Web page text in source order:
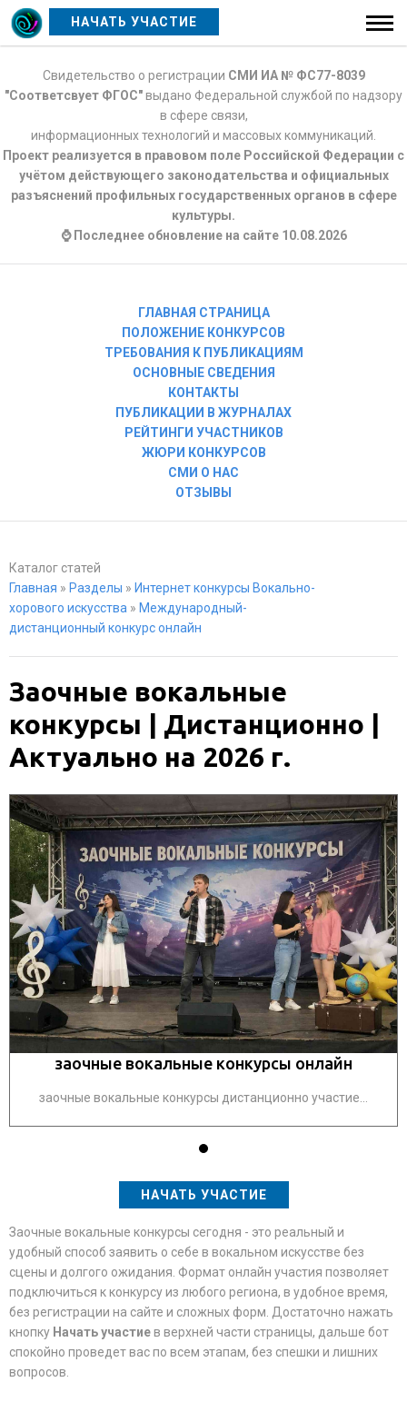
НАЧАТЬ УЧАСТИЕ
Свидетельство о регистрации СМИ ИА № ФС77-8039
"Соответсвует ФГОС"выдано Федеральной службой по надзору
в сфере связи,
информационных технологий и массовых коммуникаций.
Проект реализуется в правовом поле Российской Федерации с
учётом действующего законодательства и официальных
разъяснений профильных государственных органов в сфере
культуры.
⌚ Последнее обновление на сайте 10.08.2026
ГЛАВНАЯ СТРАНИЦА
ПОЛОЖЕНИЕ КОНКУРСОВ
ТРЕБОВАНИЯ К ПУБЛИКАЦИЯМ
ОСНОВНЫЕ СВЕДЕНИЯ
КОНТАКТЫ
ПУБЛИКАЦИИ В ЖУРНАЛАХ
РЕЙТИНГИ УЧАСТНИКОВ
ЖЮРИ КОНКУРСОВ
СМИ О НАС
ОТЗЫВЫ
Каталог статей
Главная » Разделы » Интернет конкурсы Вокально-
хорового искусства » Международный-
дистанционный конкурс онлайн
Заочные вокальные
конкурсы | Дистанционно |
Актуально на 2026 г.
заочные вокальные конкурсы онлайн
заочные вокальные конкурсы дистанционно участие...
НАЧАТЬ УЧАСТИЕ
Заочные вокальные конкурсы сегодня - это реальный и
удобный способ заявить о себе в вокальном искусстве без
сцены и долгого ожидания. Формат онлайн участия позволяет
подключиться к конкурсу из любого региона, в удобное время,
без регистрации на сайте и сложных форм. Достаточно нажать
кнопку Начать участиев верхней части страницы, дальше бот
спокойно проведет вас по всем этапам, без спешки и лишних
вопросов.